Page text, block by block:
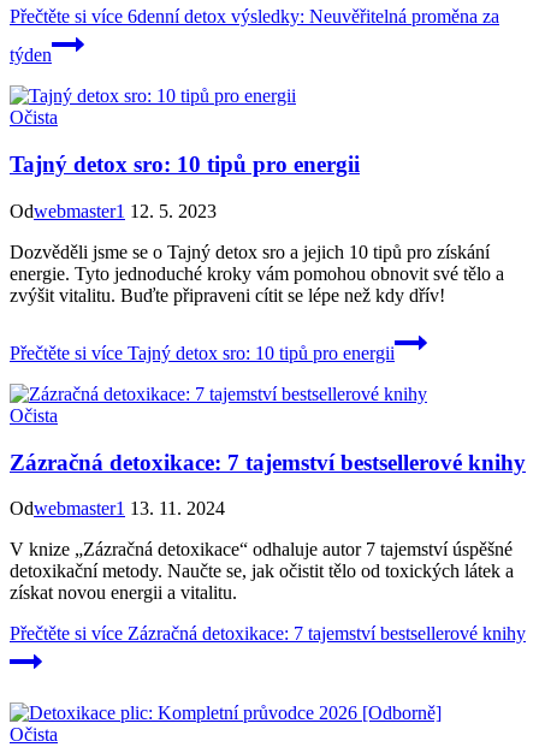
Přečtěte si více 6denní detox výsledky: Neuvěřitelná proměna za
týden
Očista
Tajný detox sro: 10 tipů pro energii
Odwebmaster1 12. 5. 2023
Dozvěděli jsme se o Tajný detox sro a jejich 10 tipů pro získání
energie. Tyto jednoduché kroky vám pomohou obnovit své tělo a
zvýšit vitalitu. Buďte připraveni cítit se lépe než kdy dřív!
Přečtěte si více Tajný detox sro: 10 tipů pro energii
Očista
Zázračná detoxikace: 7 tajemství bestsellerové knihy
Odwebmaster1 13. 11. 2024
V knize „Zázračná detoxikace“ odhaluje autor 7 tajemství úspěšné
detoxikační metody. Naučte se, jak očistit tělo od toxických látek a
získat novou energii a vitalitu.
Přečtěte si více Zázračná detoxikace: 7 tajemství bestsellerové knihy
Očista